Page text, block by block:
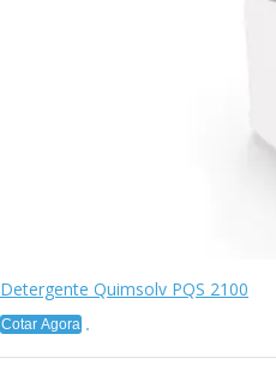
Detergente Quimsolv PQS 2100
Cotar Agora